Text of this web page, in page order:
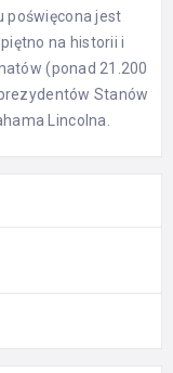
poświęcona jest
na historii i
(ponad 21.200
Stanów
Lincolna.